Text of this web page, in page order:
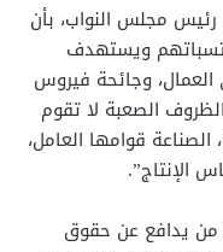
مجلس النواب، بأن
ويستهدف
العمال، وجائحة فيروس
الصعبة لا تقوم
الصناعة قوامها العامل،
الإنتاج”.
من يدافع عن حقوق